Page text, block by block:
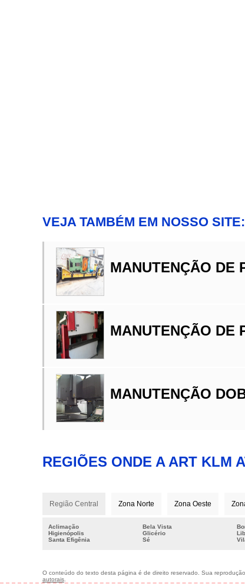
VEJA TAMBÉM EM NOSSO SITE:
MANUTENÇÃO DE
MANUTENÇÃO DE
MANUTENÇÃO
REGIÕES ONDE A ART KLM
Região Central Zona Norte Zona Oeste
Aclimação Bela Vista
Higienópolis
Glicério
Santa Efigênia
Sé
O conteúdo do texto desta página é de direito reservado. Sua
autorais